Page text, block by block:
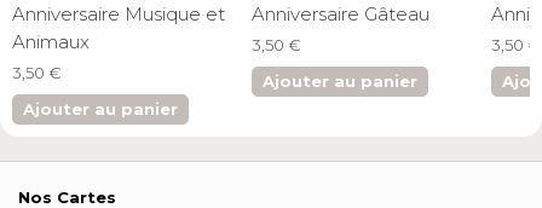
Anniversaire Musique et
Animaux
3,50 €
Ajouter au panier
Anniversaire Gâteau
3,50 €
Ajouter au panier
3,50 €
Nos Cartes